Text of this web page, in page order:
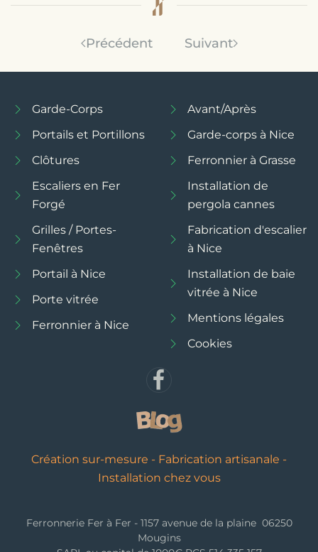
Précédent Suivant
Garde-Corps
Portails et Portillons
Clôtures
Escaliers en Fer
Forgé
Grilles / Portes-
Fenêtres
Portail à Nice
Porte vitrée
Ferronnier à Nice
Avant/Après
Garde-corps à Nice
Ferronnier à Grasse
Installation de
pergola cannes
Fabrication d'escalier
à Nice
Installation de baie
vitrée à Nice
Mentions légales
Cookies
Création sur-mesure - Fabrication artisanale -
Installation chez vous
Ferronnerie Fer à Fer - 1157 avenue de la plaine 06250
Mougins